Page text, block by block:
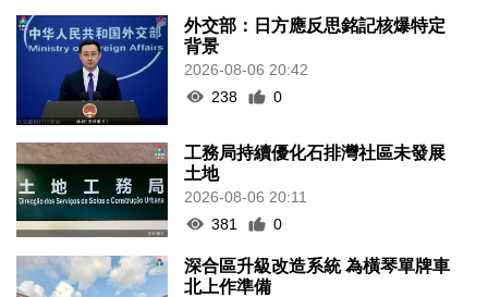
外交部：日方應反思銘記核爆特定
背景
2026-08-06 20:42
238
0
工務局持續優化石排灣社區未發展
土地
2026-08-06 20:11
381
0
深合區升級改造系統 為橫琴單牌車
北上作準備